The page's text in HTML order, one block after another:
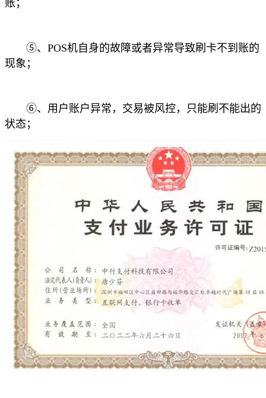
账；
⑤、POS机自身的故障或者异常导致刷卡不到账的
现象；
⑥、用户账户异常，交易被风控，只能刷不能出的
状态；